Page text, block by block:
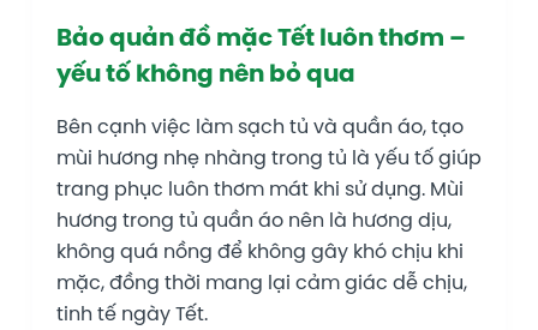
Bảo quản đồ mặc Tết luôn thơm –
yếu tố không nên bỏ qua
Bên cạnh việc làm sạch tủ và quần áo, tạo
mùi hương nhẹ nhàng trong tủ là yếu tố giúp
trang phục luôn thơm mát khi sử dụng. Mùi
hương trong tủ quần áo nên là hương dịu,
không quá nồng để không gây khó chịu khi
mặc, đồng thời mang lại cảm giác dễ chịu,
tinh tế ngày Tết.